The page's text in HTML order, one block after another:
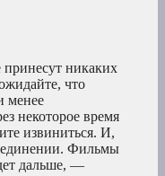
никаких
что
менее
некоторое время
извиниться. И,
Фильмы
дальше, —